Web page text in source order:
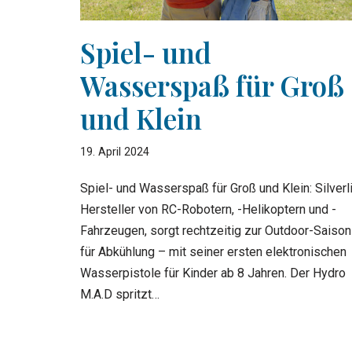
Spiel- und
Wasserspaß für Groß
und Klein
19. April 2024
Spiel- und Wasserspaß für Groß und Klein:
Hersteller von RC-Robotern, -Helikoptern und -
Fahrzeugen, sorgt rechtzeitig zur Outdoor-Saison
für Abkühlung – mit seiner ersten elektronischen
Wasserpistole für Kinder ab 8 Jahren. Der Hydro
M.A.D spritzt…